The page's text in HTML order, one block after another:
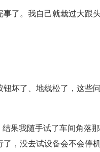
了。我自己就栽过大跟
坏了、地线松了，这些
果我随手试了车间角落
，没去试设备会不会停机